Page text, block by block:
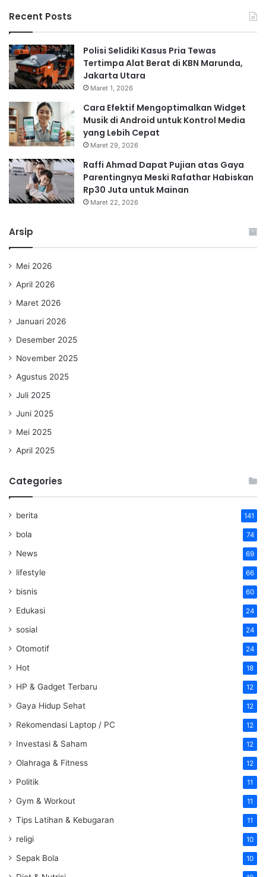
Recent Posts
Polisi Selidiki Kasus Pria Tewas
Tertimpa Alat Berat di KBN Marunda,
Jakarta Utara
Maret 1, 2026
Cara Efektif Mengoptimalkan Widget
Musik di Android untuk Kontrol Media
yang Lebih Cepat
Maret 29, 2026
Raffi Ahmad Dapat Pujian atas Gaya
Parentingnya Meski Rafathar Habiskan
Rp30 Juta untuk Mainan
Maret 22, 2026
Arsip
Mei 2026
April 2026
Maret 2026
Januari 2026
Desember 2025
November 2025
Agustus 2025
Juli 2025
Juni 2025
Mei 2025
April 2025
Categories
berita 141
bola 74
News 69
lifestyle 66
bisnis 60
Edukasi 24
sosial 24
Otomotif 24
Hot 18
HP & Gadget Terbaru 12
Gaya Hidup Sehat 12
Rekomendasi Laptop / PC 12
Investasi & Saham 12
Olahraga & Fitness 12
Politik 11
Gym & Workout 11
Tips Latihan & Kebugaran 11
religi 10
Sepak Bola 10